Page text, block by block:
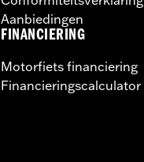
Aanbiedingen
FINANCIERING
Motorfiets financiering
Financieringscalculator